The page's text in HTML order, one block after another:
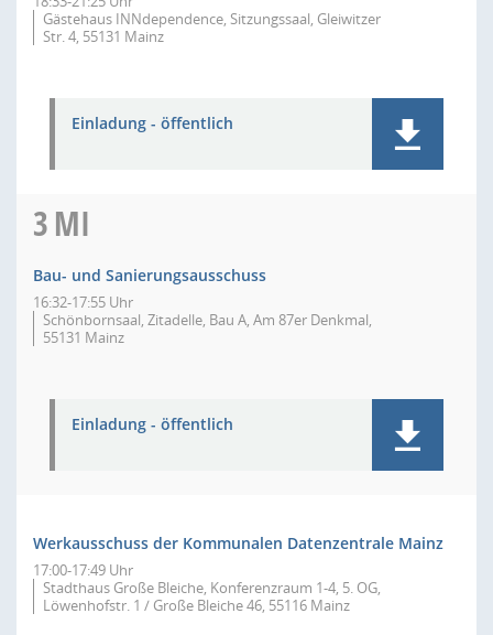
Gästehaus INNdependence, Sitzungssaal, Gleiwitzer
Str. 4, 55131 Mainz
Einladung - öffentlich
3MI
Bau- und Sanierungsausschuss
16:32-17:55 Uhr
Schönbornsaal, Zitadelle, Bau A, Am 87er Denkmal,
55131 Mainz
Einladung - öffentlich
Werkausschuss der Kommunalen Datenzentrale Mainz
17:00-17:49 Uhr
Stadthaus Große Bleiche, Konferenzraum 1-4, 5. OG,
Löwenhofstr. 1 / Große Bleiche 46, 55116 Mainz